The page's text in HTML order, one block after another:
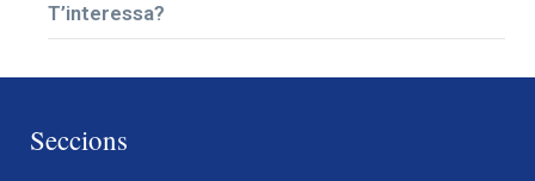
T’interessa?
Seccions